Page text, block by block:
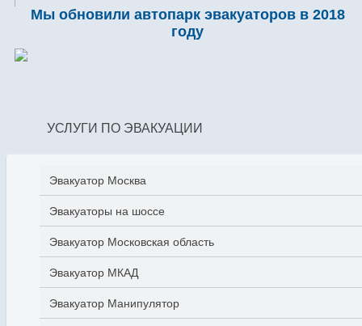
Мы обновили автопарк эвакуаторов в 2018
году
УСЛУГИ ПО ЭВАКУАЦИИ
Эвакуатор Москва
Эвакуаторы на шоссе
Эвакуатор Московская область
Эвакуатор МКАД
Эвакуатор Манипулятор